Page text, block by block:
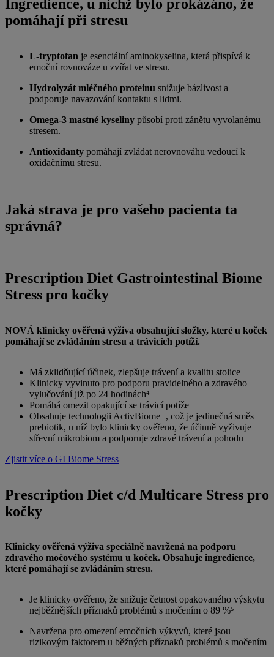
Ingredience, u nichž bylo prokázáno, že
pomáhají při stresu
L-tryptofan je esenciální aminokyselina, která přispívá k
emoční rovnováze u zvířat ve stresu.
Hydrolyzát mléčného proteinu snižuje bázlivost a
podporuje navazování kontaktu s lidmi.
Omega-3 mastné kyseliny působí proti zánětu vyvolanému
stresem.
Antioxidanty pomáhají zvládat nerovnováhu vedoucí k
oxidačnímu stresu.
Jaká strava je pro vašeho pacienta ta
správná?
Prescription Diet Gastrointestinal Biome
Stress pro kočky
NOVÁ klinicky ověřená výživa obsahující složky, které u koček
pomáhají se zvládáním stresu a trávicích potíží.
Má zklidňující účinek, zlepšuje trávení a kvalitu stolice
Klinicky vyvinuto pro podporu pravidelného a zdravého
vylučování již po 24 hodinách⁴
Pomáhá omezit opakující se trávicí potíže
Obsahuje technologii ActivBiome+, což je jedinečná směs
prebiotik, u níž bylo klinicky ověřeno, že účinně vyživuje
střevní mikrobiom a podporuje zdravé trávení a pohodu
Zjistit více o GI Biome Stress
Prescription Diet c/d Multicare Stress pro
kočky
Klinicky ověřená výživa speciálně navržená na podporu
zdravého močového systému u koček. Obsahuje ingredience,
které pomáhají se zvládáním stresu.
Je klinicky ověřeno, že snižuje četnost opakovaného výskytu
nejběžnějších příznaků problémů s močením o 89 %⁵
Navržena pro omezení emočních výkyvů, které jsou
rizikovým faktorem u běžných příznaků problémů s močením